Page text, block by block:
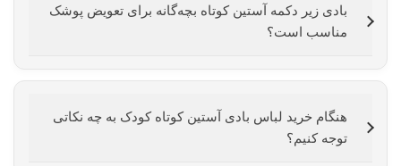
بادی زیر دکمه آستین کوتاه بچه‌گانه برای تعویض پوشک
مناسب است؟
هنگام خرید لباس بادی آستین کوتاه کودک به چه نکاتی
توجه کنیم؟